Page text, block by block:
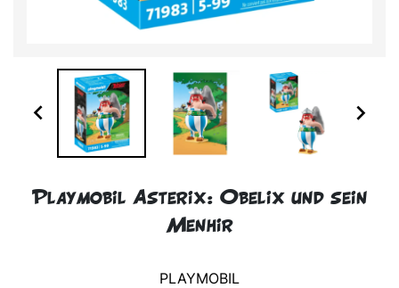
 
Playmobil Asterix: Obelix und sein
Menhir
PLAYMOBIL